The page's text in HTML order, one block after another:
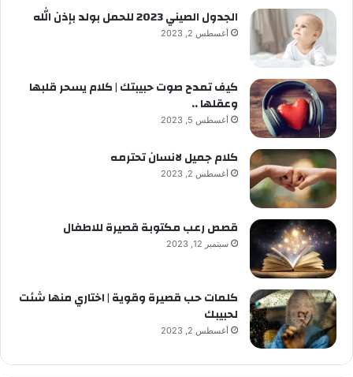
الجدول الصيني 2023 للحمل بولد بإذن الله
أغسطس 2, 2023
كيف تمدح صوت حبيبتك | كلام يسحر قلبها
وعقلها ..
أغسطس 5, 2023
كلام جميل لانسان تحترمه
أغسطس 2, 2023
قصص رعب مكتوبة قصيرة للاطفال
سبتمبر 12, 2023
كلمات حب قصيرة وقوية | اختاري منها شئت
لحبيبك
أغسطس 2, 2023